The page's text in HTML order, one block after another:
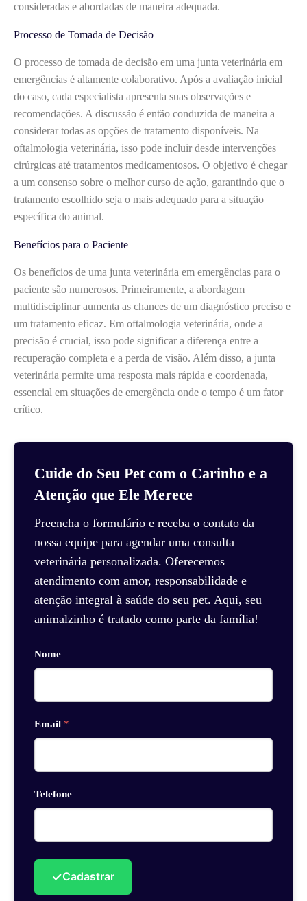
consideradas e abordadas de maneira adequada.
Processo de Tomada de Decisão
O processo de tomada de decisão em uma junta veterinária em
emergências é altamente colaborativo. Após a avaliação inicial
do caso, cada especialista apresenta suas observações e
recomendações. A discussão é então conduzida de maneira a
considerar todas as opções de tratamento disponíveis. Na
oftalmologia veterinária, isso pode incluir desde intervenções
cirúrgicas até tratamentos medicamentosos. O objetivo é chegar
a um consenso sobre o melhor curso de ação, garantindo que o
tratamento escolhido seja o mais adequado para a situação
específica do animal.
Benefícios para o Paciente
Os benefícios de uma junta veterinária em emergências para o
paciente são numerosos. Primeiramente, a abordagem
multidisciplinar aumenta as chances de um diagnóstico preciso e
um tratamento eficaz. Em oftalmologia veterinária, onde a
precisão é crucial, isso pode significar a diferença entre a
recuperação completa e a perda de visão. Além disso, a junta
veterinária permite uma resposta mais rápida e coordenada,
essencial em situações de emergência onde o tempo é um fator
crítico.
Cuide do Seu Pet com o Carinho e a
Atenção que Ele Merece
Preencha o formulário e receba o contato da
nossa equipe para agendar uma consulta
veterinária personalizada. Oferecemos
atendimento com amor, responsabilidade e
atenção integral à saúde do seu pet. Aqui, seu
animalzinho é tratado como parte da família!
Nome
Email *
Telefone
✓Cadastrar